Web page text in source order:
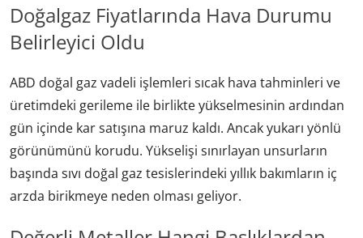
Doğalgaz Fiyatlarında Hava Durumu
Belirleyici Oldu
ABD doğal gaz vadeli işlemleri sıcak hava tahminleri ve
üretimdeki gerileme ile birlikte yükselmesinin ardından
gün içinde kar satışına maruz kaldı. Ancak yukarı yönlü
görünümünü korudu. Yükselişi sınırlayan unsurların
başında sıvı doğal gaz tesislerindeki yıllık bakımların iç
arzda birikmeye neden olması geliyor.